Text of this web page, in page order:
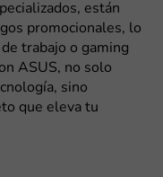
están
promocionales, lo
trabajo o gaming
ASUS, no solo
sino
que eleva tu